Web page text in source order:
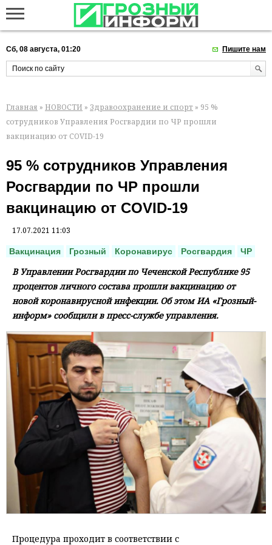
Сб, 08 августа, 01:20 Пишите нам
Главная » НОВОСТИ » Здравоохранение и спорт » 95 %
сотрудников Управления Росгвардии по ЧР прошли
вакцинацию от COVID-19
95 % сотрудников Управления
Росгвардии по ЧР прошли
вакцинацию от COVID-19
17.07.2021 11:03
Вакцинация Грозный Коронавирус Росгвардия ЧР
В Управлении Росгвардии по Чеченской Республике 95
процентов личного состава прошли вакцинацию от
новой коронавирусной инфекции. Об этом ИА «Грозный-
информ» сообщили в пресс-службе управления.
Процедура проходит в соответствии с